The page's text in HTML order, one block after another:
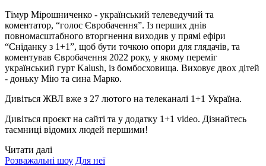
Тімур Мірошниченко - український телеведучий та
коментатор, “голос Євробачення”. Із перших днів
повномасштабного вторгнення виходив у прямі ефіри
“Сніданку з 1+1”, щоб бути точкою опори для глядачів, та
коментував Євробачення 2022 року, у якому переміг
український гурт Kalush, із бомбосховища. Виховує двох дітей
- доньку Мію та сина Марко.
Дивіться ЖВЛ вже з 27 лютого на телеканалі 1+1 Україна.
Дивіться проєкт на сайті та у додатку 1+1 video. Дізнайтесь
таємниці відомих людей першими!
Читати далі
Розважальні шоу Для неї